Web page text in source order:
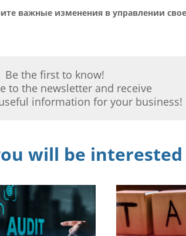
важные изменения в управлении
Be the first to know!
to the newsletter and receive
information for your business!
will be interested